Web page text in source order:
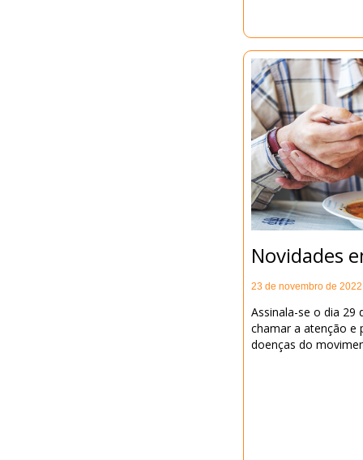
Novidades
23 de novembro de 2022
Assinala-se o dia
chamar a atenção e
doenças do